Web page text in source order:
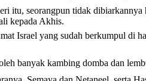
itu, seorangpun tidak dibiarkannya
kepada Akhis.
Israel yang sudah berkumpul di
banyak kambing domba dan